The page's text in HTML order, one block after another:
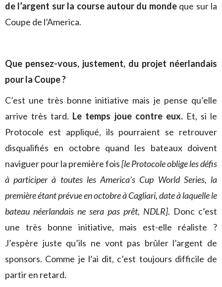
de l’argent sur la course autour du mondeque sur la
Coupe de l’America.
Que pensez-vous, justement, du projet néerlandais
pour la Coupe ?
C’est une très bonne initiative mais je pense qu’elle
arrive très tard. Le temps joue contre eux.Et, si le
Protocole est appliqué, ils pourraient se retrouver
disqualifiés en octobre quand les bateaux doivent
naviguer pour la première fois[le Protocole oblige les défis
à participer à toutes les America’s Cup World Series, la
première étant prévue en octobre à Cagliari, date à laquelle le
bateau néerlandais ne sera pas prêt, NDLR]. Donc c’est
une très bonne initiative, mais est-elle réaliste ?
J’espère juste qu’ils ne vont pas brûler l’argent de
sponsors. Comme je l’ai dit, c’est toujours difficile de
partir en retard.